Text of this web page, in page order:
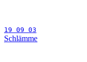
19 09 03
Schlämme